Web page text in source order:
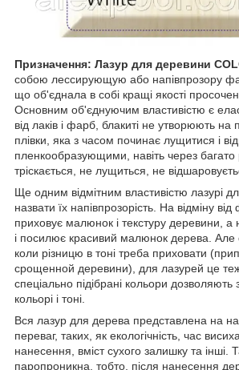
Призначення: Лазур для деревини
собою лессирующую або напівпрозору
що об'єднала в собі кращі якості
Основним об'єднуючим властивістю є
від лаків і фарб, блакиті не утворюють на
плівки, яка з часом починає лущитися і
пленкообразующими, навіть через багато
тріскається, не лущиться, не
Ще одним відмітним властивістю лазурі
назвати їх напівпрозорість. На відміну
приховує малюнок і текстуру деревини, а
і посилює красивий малюнок дерева. Але є
коли різницю в тоні треба приховати
срощенной деревини), для лазурей це
спеціально підібрані кольори дозволяють
кольорі і тоні.
Вся лазур для дерева представлена на
переваг, таких, як екологічність, час
нанесення, вміст сухого залишку та інші.
паропроникна, тобто, після нанесення